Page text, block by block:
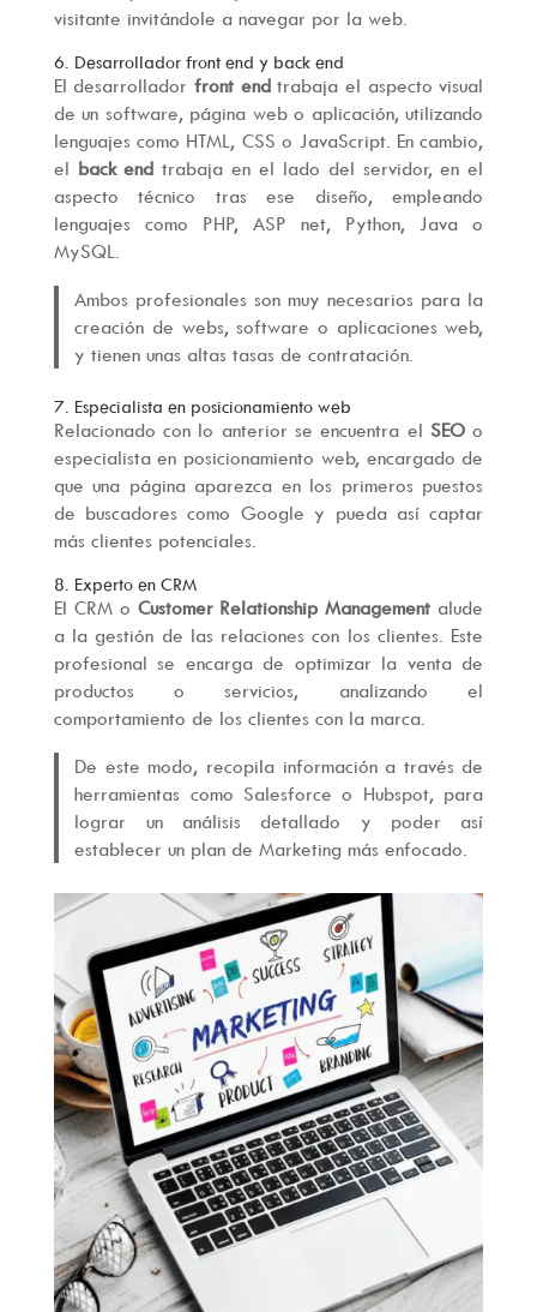
visitante invitándole a navegar por la web.
6. Desarrollador front end y back end
El desarrollador front endtrabaja el aspecto visual
de un software, página web o aplicación, utilizando
lenguajes como HTML, CSS o JavaScript. En cambio,
el back endtrabaja en el lado del servidor, en el
aspecto técnico tras ese diseño, empleando
lenguajes como PHP, ASP net, Python, Java o
MySQL.
Ambos profesionales son muy necesarios para la
creación de webs, software o aplicaciones web,
y tienen unas altas tasas de contratación.
7. Especialista en posicionamiento web
Relacionado con lo anterior se encuentra el SEOo
especialista en posicionamiento web, encargado de
que una página aparezca en los primeros puestos
de buscadores como Google y pueda así captar
más clientes potenciales.
8. Experto en CRM
El CRM o Customer Relationship Management alude
a la gestión de las relaciones con los clientes. Este
profesional se encarga de optimizar la venta de
productos o servicios, analizando el
comportamiento de los clientes con la marca.
De este modo, recopila información a través de
herramientas como Salesforce o Hubspot, para
lograr un análisis detallado y poder así
establecer un plan de Marketing más enfocado.